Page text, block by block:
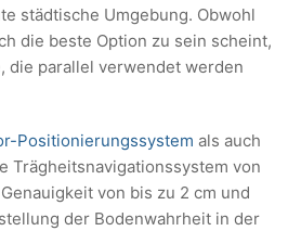
städtische Umgebung. Obwohl
die beste Option zu sein scheint,
die parallel verwendet werden
Positionierungssystem als auch
Trägheitsnavigationssystem von
von bis zu 2 cm und
der Bodenwahrheit in der